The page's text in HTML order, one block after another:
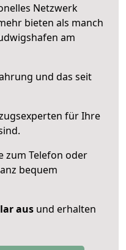
Netzwerk
bieten als manch
am
und das seit
für Ihre
zum Telefon oder
bequem
aus und erhalten